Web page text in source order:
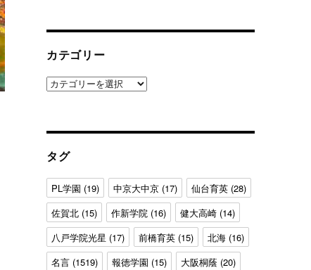
カテゴリー
カ
タグ
PL学園 (19) 中京大中京(17) 仙台育英(28)
佐賀北(15) 作新学院(16) 健大高崎(14)
八戸学院光星 (17) 前橋育英(15) 北海(16)
名言(1519) 報徳学園 (15) 大阪桐蔭 (20)